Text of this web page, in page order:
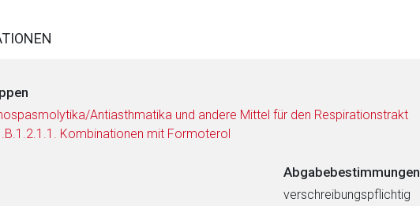
Antiasthmatika und andere Mittel für den Respirationstrakt
Kombinationen mit Formoterol
Abgabebestimmungen
verschreibungspflichtig